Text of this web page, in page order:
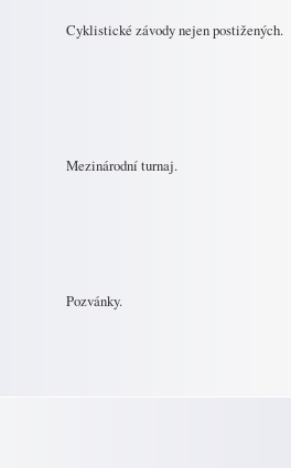
Cyklistické závody nejen postižených.
Mezinárodní turnaj.
Pozvánky.